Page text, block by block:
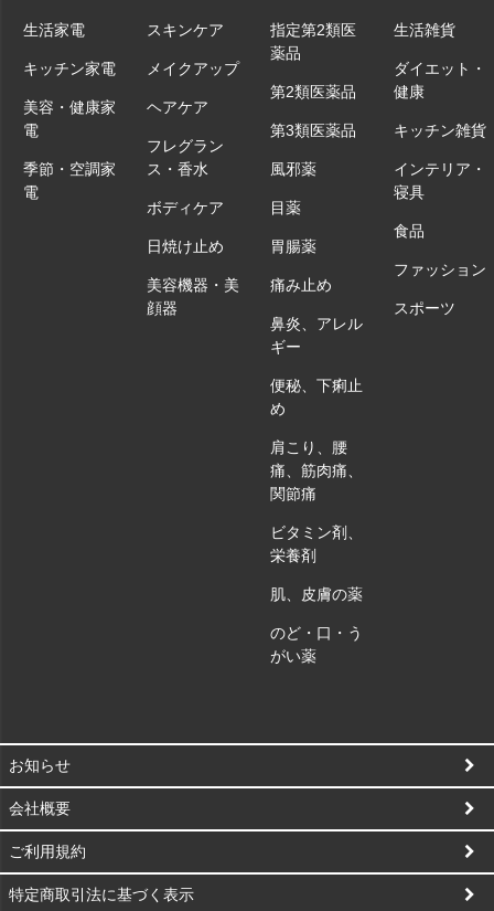
生活家電
キッチン家電
美容・健康家
電
季節・空調家
電
スキンケア
メイクアップ
ヘアケア
フレグラン
ス・香水
ボディケア
日焼け止め
美容機器・美
顔器
指定第2類医
薬品
第2類医薬品
第3類医薬品
風邪薬
目薬
胃腸薬
痛み止め
鼻炎、アレル
ギー
便秘、下痢止
め
肩こり、腰
痛、筋肉痛、
関節痛
ビタミン剤、
栄養剤
肌、皮膚の薬
のど・口・う
がい薬
生活雑貨
ダイエット・
健康
キッチン雑貨
インテリア・
寝具
食品
ファッション
スポーツ
お知らせ
会社概要
ご利用規約
特定商取引法に基づく表示